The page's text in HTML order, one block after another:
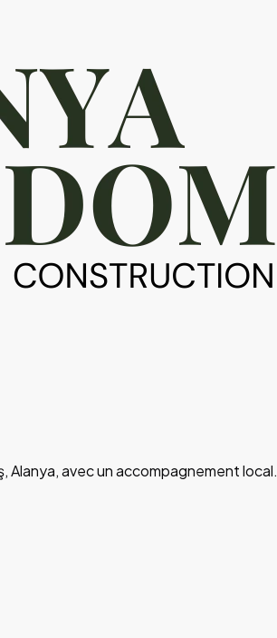
Alanya, avec un accompagnement local.